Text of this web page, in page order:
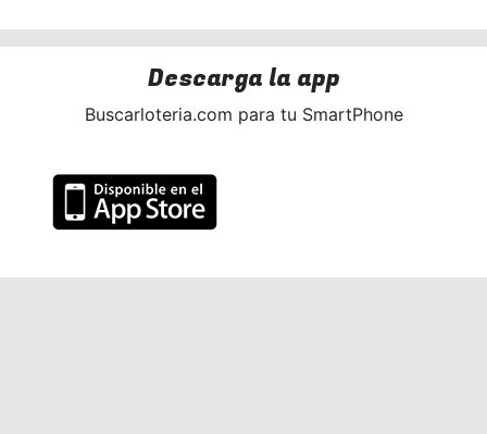
Descarga la app
Buscarloteria.com para tu SmartPhone